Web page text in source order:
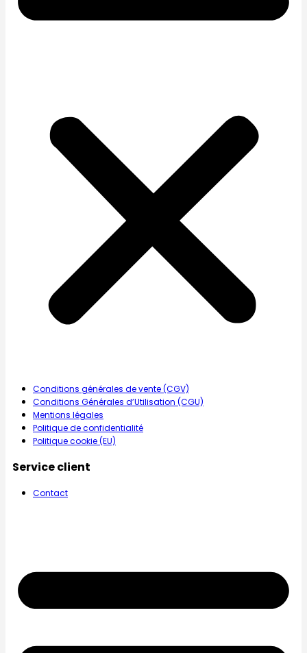
Conditions générales de vente (CGV)
Conditions Générales d’Utilisation (CGU)
Mentions légales
Politique de confidentialité
Politique cookie (EU)
Service client
Contact